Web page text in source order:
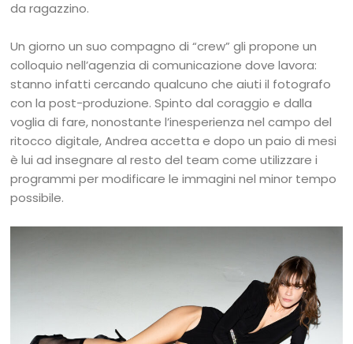
da ragazzino.
Un giorno un suo compagno di “crew” gli propone un
colloquio nell’agenzia di comunicazione dove lavora:
stanno infatti cercando qualcuno che aiuti il fotografo
con la post-produzione. Spinto dal coraggio e dalla
voglia di fare, nonostante l’inesperienza nel campo del
ritocco digitale, Andrea accetta e dopo un paio di mesi
è lui ad insegnare al resto del team come utilizzare i
programmi per modificare le immagini nel minor tempo
possibile.